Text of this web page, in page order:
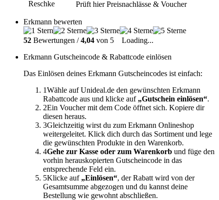
Prüft hier Preisnachlässe & Voucher
Erkmann bewerten
52 Bewertungen /4,04 von 5
Loading...
Erkmann Gutscheincode & Rabattcode einlösen
Das Einlösen deines Erkmann Gutscheincodes ist einfach:
1Wähle auf Unideal.de den gewünschten Erkmann
Rabattcode aus und klicke auf „Gutschein einlösen“.
2Ein Voucher mit dem Code öffnet sich. Kopiere dir
diesen heraus.
3Gleichzeitig wirst du zum Erkmann Onlineshop
weitergeleitet. Klick dich durch das Sortiment und lege
die gewünschten Produkte in den Warenkorb.
4Gehe zur Kasse oder zum Warenkorb und füge den
vorhin herauskopierten Gutscheincode in das
entsprechende Feld ein.
5Klicke auf „Einlösen“, der Rabatt wird von der
Gesamtsumme abgezogen und du kannst deine
Bestellung wie gewohnt abschließen.